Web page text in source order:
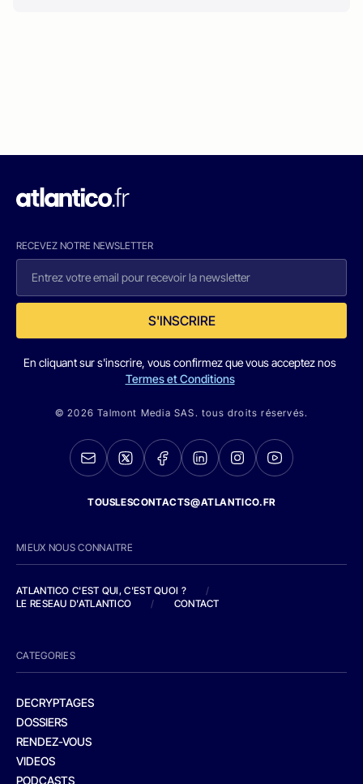
RECEVEZ NOTRE NEWSLETTER
S'INSCRIRE
En cliquant sur s'inscrire, vous confirmez que vous acceptez nos
Termes et Conditions
© 2026 Talmont Media SAS. tous droits réservés.
TOUSLESCONTACTS@ATLANTICO.FR
MIEUX NOUS CONNAITRE
ATLANTICO C'EST QUI, C'EST QUOI ?
/
LE RESEAU D'ATLANTICO
/ CONTACT
CATEGORIES
DECRYPTAGES
DOSSIERS
RENDEZ-VOUS
VIDEOS
PODCASTS